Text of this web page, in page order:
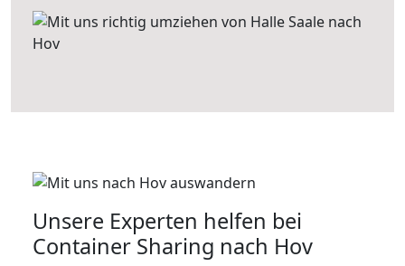
Unsere Experten helfen bei
Container Sharing nach Hov